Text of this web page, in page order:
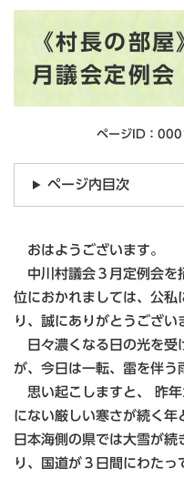
《村長の部
月議会定例
ページID：
ページ内目次
おはようございます。
中川村議会３月定例会を
位におかれましては、公私
り、誠にありがとうござい
日々濃くなる日の光を受
が、今日は一転、雷を伴う
思い起こしますと、 昨年
にない厳しい寒さが続く年
日本海側の県では大雪が
り、国道が３日間にわたっ